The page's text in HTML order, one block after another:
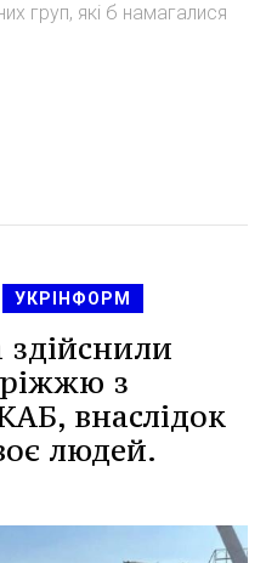
груп, які б намагалися
УКРІНФОРМ
здійснили
з
внаслідок
людей.